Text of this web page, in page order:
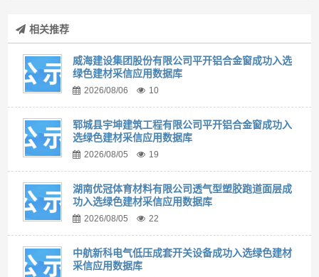
相关推荐
威海建设集团股份有限公司平开铝合金窗成功入选
绿色建材采信应用数据库
2026/08/06 10
郓城县宇坤建筑工程有限公司平开铝合金窗成功入
选绿色建材采信应用数据库
2026/08/05 19
湖南优冠体育材料有限公司透气型塑胶跑道面层成
功入选绿色建材采信应用数据库
2026/08/05 22
中航新科电气低压成套开关设备成功入选绿色建材
采信应用数据库